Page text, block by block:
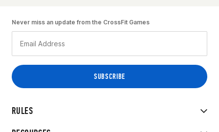
RULES
Never miss an update from the CrossFit Games